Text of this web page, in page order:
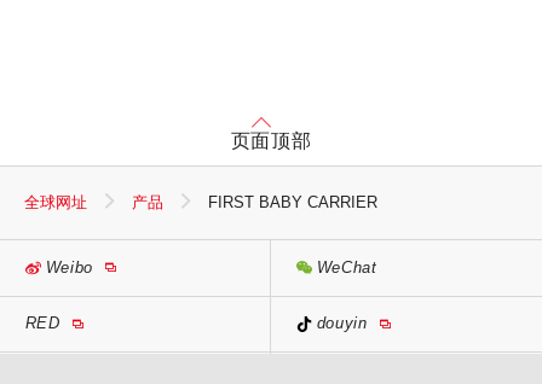
页面顶部
全球网址 产品 FIRST BABY CARRIER
Weibo WeChat
RED douyin